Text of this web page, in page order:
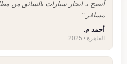
أنصح بـ ايجار سيارات بالسائق من
مسافر."
أحمد م.
القاهرة • 2025